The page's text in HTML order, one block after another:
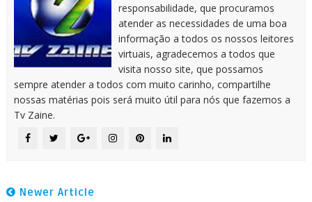
responsabilidade, que procuramos
atender as necessidades de uma boa
informação a todos os nossos leitores
virtuais, agradecemos a todos que
visita nosso site, que possamos
sempre atender a todos com muito carinho, compartilhe
nossas matérias pois será muito útil para nós que fazemos a
Tv Zaine.
Newer Article